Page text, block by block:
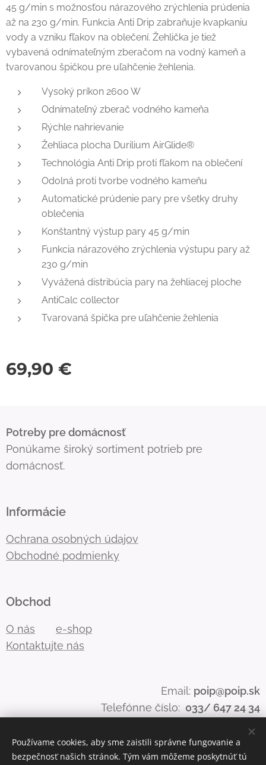
45 g/min s možnosťou nárazového zrýchlenia prúdenia
až na 230 g/min. Funkcia Anti Drip zabraňuje kvapkaniu
vody a vzniku fľakov na oblečení. Žehlička je tiež
vybavená odnímateľným zberačom na vodný kameň a
tvarovanou špičkou pre uľahčenie žehlenia.
Vysoký príkon 2600 W
Odnímateľný zberač vodného kameňa
Rýchle nahrievanie
Žehliaca plocha Durilium AirGlide®
Technológia Anti Drip proti fľakom na oblečení
Odolná proti tvorbe vodného kameňu
Automatické prúdenie pary pre všetky druhy
oblečenia
Konštantný výstup pary 45 g/min
Funkcia nárazového zrýchlenia výstupu pary až
230 g/min
Vyvážená distribúcia pary na žehliacej ploche
AntiCalc collector
Tvarovaná špička pre uľahčenie žehlenia
69,90 €
Potreby pre domácnosť
Ponúkame široký sortiment potrieb pre
domácnosť.
Informácie
Ochrana osobných údajov
Obchodné podmienky
Obchod
O nás
e-shop
Kontaktujte nás
Email: poip@poip.sk
Telefónne číslo: 033/ 647 24 34
Cookies
Používame cookies, aby sme zaistili správne fungovanie a
bezpečnosť našich stránok. Tým vám môžeme poskytnúť tú